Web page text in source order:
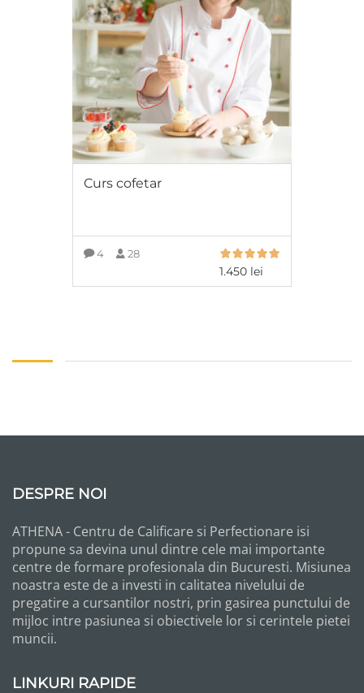
Curs cofetar
4 28
1.450 lei
DESPRE NOI
ATHENA - Centru de Calificare si Perfectionare isi
propune sa devina unul dintre cele mai importante
centre de formare profesionala din Bucuresti. Misiunea
noastra este de a investi in calitatea nivelului de
pregatire a cursantilor nostri, prin gasirea punctului de
mijloc intre pasiunea si obiectivele lor si cerintele pietei
muncii.
LINKURI RAPIDE